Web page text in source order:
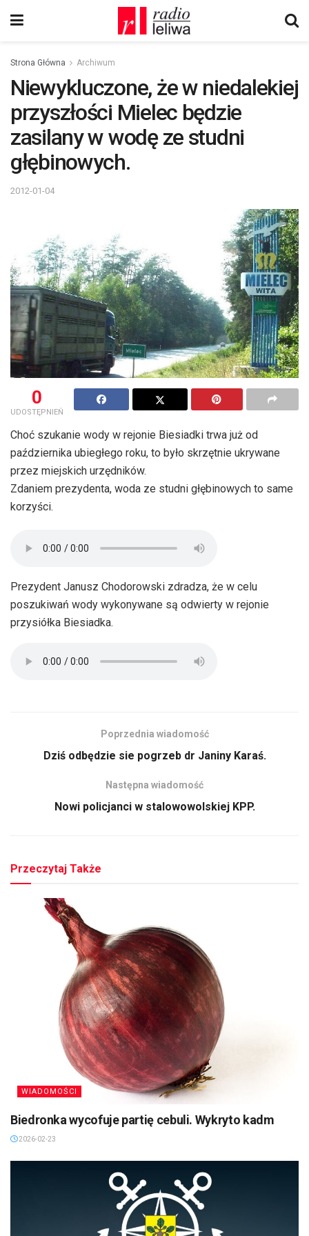
Strona Główna Archiwum
Niewykluczone, że w niedalekiej
przyszłości Mielec będzie
zasilany w wodę ze studni
głębinowych.
2012-01-04
0
UDOSTĘPNIEŃ
Choć szukanie wody w rejonie Biesiadki trwa już od
października ubiegłego roku, to było skrzętnie ukrywane
przez miejskich urzędników.
Zdaniem prezydenta, woda ze studni głębinowych to same
korzyści.
Prezydent Janusz Chodorowski zdradza, że w celu
poszukiwań wody wykonywane są odwierty w rejonie
przysiółka Biesiadka.
Poprzednia wiadomość
Dziś odbędzie sie pogrzeb dr Janiny Karaś.
Następna wiadomość
Nowi policjanci w stalowowolskiej KPP.
Przeczytaj Także
WIADOMOŚCI
Biedronka wycofuje partię cebuli. Wykryto kadm
2026-02-23